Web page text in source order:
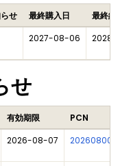
せ 最終購入日
最終納品
2027-08-06 2028-
せ
有効期限
PCN
2026-08-07 202608007DN